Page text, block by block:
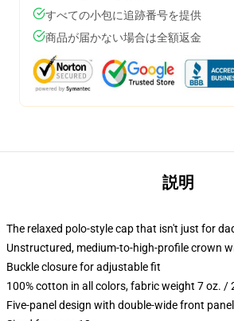
すべての小包に追跡番号を提供
商品が届かない場合は全額返金
説明
The relaxed polo-style cap that isn't just for
Unstructured, medium-to-high-profile crown
Buckle closure for adjustable fit
100% cotton in all colors, fabric weight 7 oz. /
Five-panel design with double-wide front